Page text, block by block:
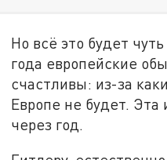
Но всё это будет
года европейские
счастливы: из-за
Европе не будет. Эта
через год.